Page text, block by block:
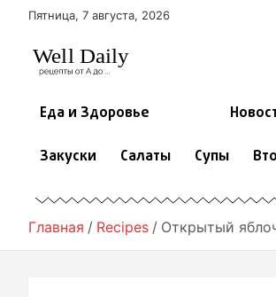
Пятница, 7 августа, 2026
Еда и Здоровье
Закуски Салаты Супы
Главная Recipes Открытый